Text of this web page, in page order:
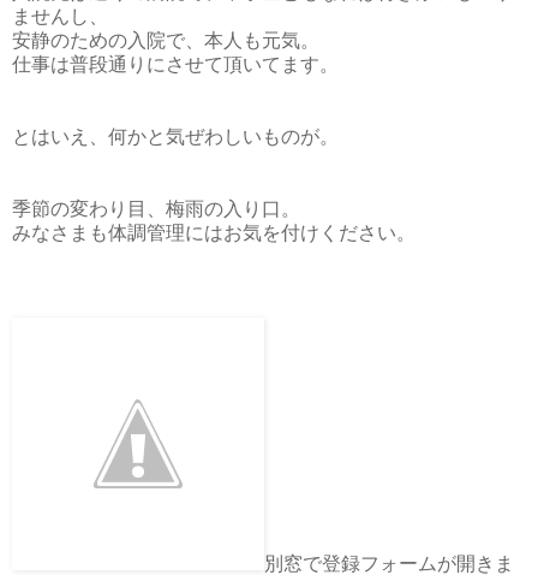
ませんし、
安静のための入院で、本人も元気。
仕事は普段通りにさせて頂いてます。
とはいえ、何かと気ぜわしいものが。
季節の変わり目、梅雨の入り口。
みなさまも体調管理にはお気を付けください。
別窓で登録フォームが開きま